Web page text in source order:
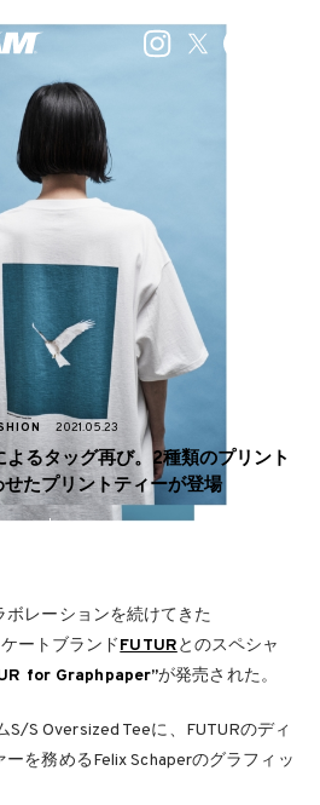
2021.05.23
るタッグ再び。2種類のプリント
たプリントティーが登場
レーションを続けてきた
ートブランドFUTURとのスペシャ
for Graphpaper”が発売された。
S/S Oversized Teeに、FUTURのディ
を務めるFelix Schaperのグラフィッ